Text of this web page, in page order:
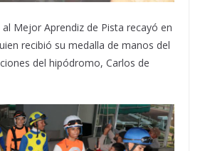
Mejor Aprendiz de Pista recayó en
recibió su medalla de manos del
del hipódromo, Carlos de